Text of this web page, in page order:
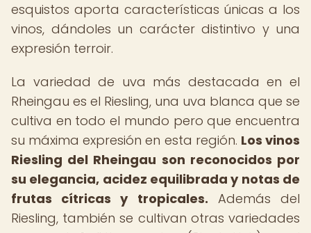
esquistos aporta características únicas a los
vinos, dándoles un carácter distintivo y una
expresión terroir.
La variedad de uva más destacada en el
Rheingau es el Riesling, una uva blanca que se
cultiva en todo el mundo pero que encuentra
su máxima expresión en esta región. Los vinos
Riesling del Rheingau son reconocidos por
su elegancia, acidez equilibrada y notas de
frutas cítricas y tropicales. Además del
Riesling, también se cultivan otras variedades